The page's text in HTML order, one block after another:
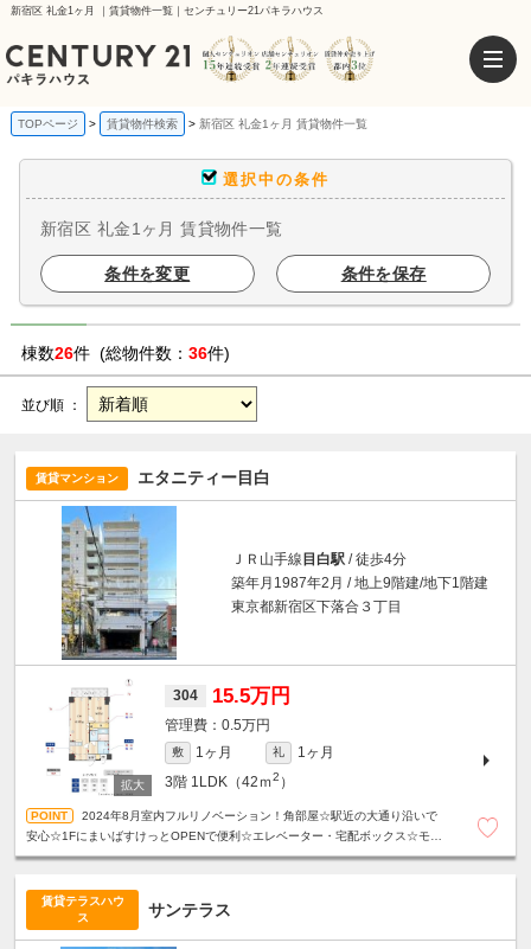
新宿区 礼金1ヶ月 ｜賃貸物件一覧｜センチュリー21パキラハウス
TOPページ 賃貸物件検索 新宿区 礼金1ヶ月 賃貸物件一覧
選択中の条件
新宿区 礼金1ヶ月 賃貸物件一覧
条件を変更 条件を保存
棟数26件 (総物件数： 36件)
並び順 ：
賃貸マンション エタニティー目白
ＪＲ山手線 目白駅 / 徒歩4分
築年月1987年2月 / 地上9階建/地下1階建
東京都新宿区下落合３丁目
304 15.5万円
0.5万円
敷 1ヶ月 礼
1ヶ月
3階 1LDK（42ｍ2 ）
2024年8月室内フルリノベーション！角部屋☆駅近の大通り沿いで
安心☆1FにまいばすけっとOPENで便利☆エレベーター・宅配ボックス☆モニ
賃貸テラスハウ
ス
サンテラス